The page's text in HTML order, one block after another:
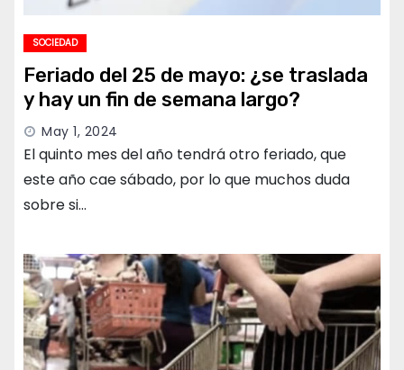
SOCIEDAD
Feriado del 25 de mayo: ¿se traslada
y hay un fin de semana largo?
May 1, 2024
El quinto mes del año tendrá otro feriado, que
este año cae sábado, por lo que muchos duda
sobre si…